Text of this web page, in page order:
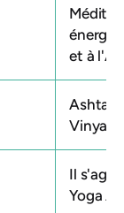
et à
Il s'agit
Yoga